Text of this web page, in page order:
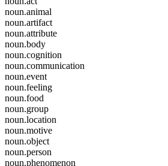
noun.animal
noun.artifact
noun.attribute
noun.body
noun.cognition
noun.communication
noun.event
noun.feeling
noun.food
noun.group
noun.location
noun.motive
noun.object
noun.person
noun.phenomenon